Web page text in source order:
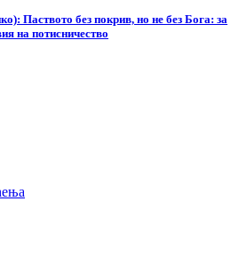
Паството без покрив, но не без Бога: за
на потисничество